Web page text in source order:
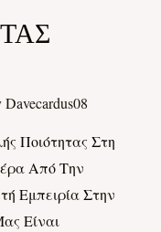
Davecardus08
Ποιότητας Στη
Από Την
Εμπειρία Στην
Είναι